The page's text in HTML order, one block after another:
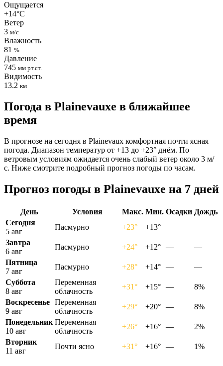
Ощущается
+14°C
Ветер
3 м/с
Влажность
81 %
Давление
745 мм рт.ст.
Видимость
13.2 км
Погода в Plainevauxе в ближайшее
время
В прогнозе на сегодня в Plainevaux комфортная почти ясная
погода. Диапазон температур от +13 до +23° днём. По
ветровым условиям ожидается очень слабый ветер около 3 м/
с. Ниже смотрите подробный прогноз погоды по часам.
Прогноз погоды в Plainevauxе на 7 дней
День Условия Макс. Мин. Осадки Дождь
Сегодня
5 авг
Пасмурно +23° +13° —
—
Завтра
6 авг
Пасмурно +24° +12° —
—
Пятница
7 авг
Пасмурно +28° +14° —
—
Суббота
8 авг
Переменная
облачность
+31° +15° —
8%
Воскресенье
9 авг
Переменная
облачность
+29° +20° —
8%
Понедельник
10 авг
Переменная
облачность
+26° +16° —
2%
Вторник
11 авг
Почти ясно +31° +16° — 1%